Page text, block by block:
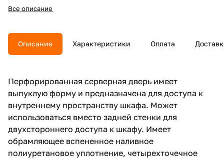
Все описание
Описание Характеристики Оплата
Перфорированная серверная дверь имеет
выпуклую форму и предназначена для доступа к
внутреннему пространству шкафа. Может
использоваться вместо задней стенки для
двухстороннего доступа к шкафу. Имеет
обрамляющее вспененное наливное
полиуретановое уплотнение, четырехточечное